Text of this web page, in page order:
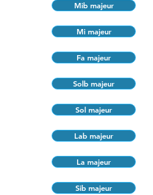
Mib majeur
Mi majeur
Fa majeur
Solb majeur
Sol majeur
Lab majeur
La majeur
Sib majeur